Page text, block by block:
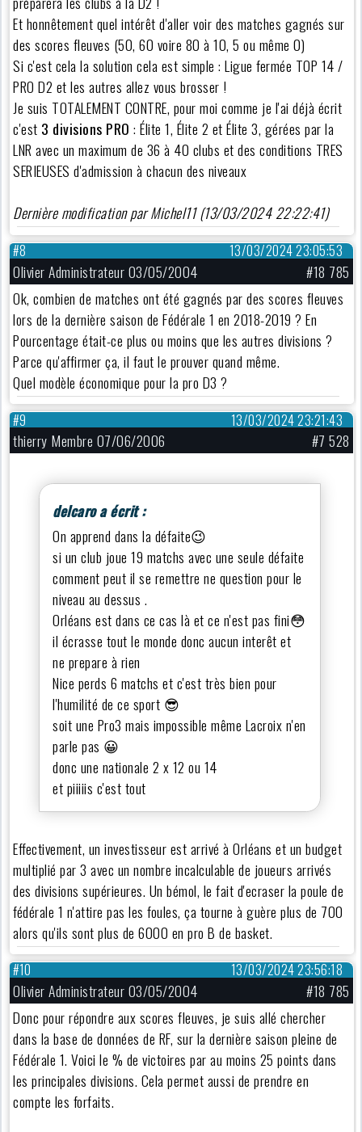
Et honnêtement quel intérêt d'aller voir des matches gagnés sur
des scores fleuves (50, 60 voire 80 à 10, 5 ou même 0)
Si c'est cela la solution cela est simple : Ligue fermée TOP 14 /
PRO D2 et les autres allez vous brosser !
Je suis TOTALEMENT CONTRE, pour moi comme je l'ai déjà écrit
c'est 3 divisions PRO : Élite 1, Élite 2 et Élite 3, gérées par la
LNR avec un maximum de 36 à 40 clubs et des conditions TRES
SERIEUSES d'admission à chacun des niveaux
Dernière modification par Michel11 (13/03/2024 22:22:41)
13/03/2024 23:05:53
#8
Olivier Administrateur 03/05/2004
#18 785
Ok, combien de matches ont été gagnés par des scores fleuves
lors de la dernière saison de Fédérale 1 en 2018-2019 ? En
Pourcentage était-ce plus ou moins que les autres divisions ?
Parce qu'affirmer ça, il faut le prouver quand même.
Quel modèle économique pour la pro D3 ?
13/03/2024 23:21:43
#9
thierry Membre 07/06/2006 #7 528
delcaro a écrit :
On apprend dans la défaite😉
si un club joue 19 matchs avec une seule défaite
comment peut il se remettre ne question pour le
niveau au dessus .
Orléans est dans ce cas là et ce n'est pas fini😳
il écrasse tout le monde donc aucun interêt et
ne prepare à rien
Nice perds 6 matchs et c'est très bien pour
l'humilité de ce sport 😎
soit une Pro3 mais impossible même Lacroix n'en
parle pas 😀
donc une nationale 2 x 12 ou 14
et piiiiis c'est tout
Effectivement, un investisseur est arrivé à Orléans et un budget
multiplié par 3 avec un nombre incalculable de joueurs arrivés
des divisions supérieures. Un bémol, le fait d'ecraser la poule de
fédérale 1 n'attire pas les foules, ça tourne à guère plus de 700
alors qu'ils sont plus de 6000 en pro B de basket.
13/03/2024 23:56:18
#10
Olivier Administrateur 03/05/2004
#18 785
Donc pour répondre aux scores fleuves, je suis allé chercher
dans la base de données de RF, sur la dernière saison pleine de
Fédérale 1. Voici le % de victoires par au moins 25 points dans
les principales divisions. Cela permet aussi de prendre en
compte les forfaits.